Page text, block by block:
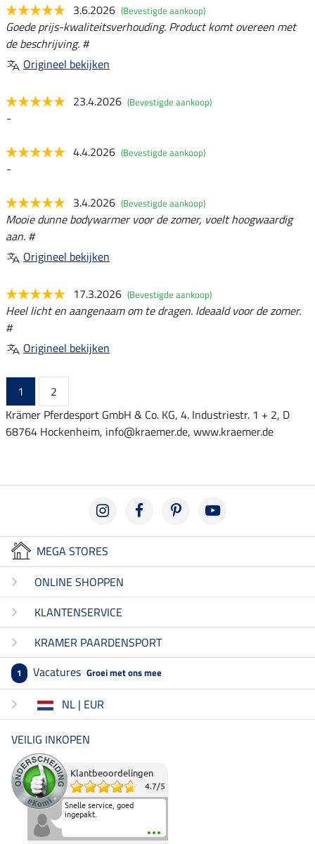
3.6.2026 (Bevestigde aankoop)
Goede prijs-kwaliteitsverhouding. Product komt overeen met
de beschrijving. #
Origineel bekijken
23.4.2026 (Bevestigde aankoop)
-
4.4.2026 (Bevestigde aankoop)
-
3.4.2026 (Bevestigde aankoop)
Mooie dunne bodywarmer voor de zomer, voelt hoogwaardig
aan. #
Origineel bekijken
17.3.2026 (Bevestigde aankoop)
Heel licht en aangenaam om te dragen. Ideaald voor de zomer.
#
Origineel bekijken
1
2
Krämer Pferdesport GmbH & Co. KG, 4. Industriestr. 1 + 2, D
68764 Hockenheim, info@kraemer.de, www.kraemer.de
MEGA STORES
ONLINE SHOPPEN
KLANTENSERVICE
KRAMER PAARDENSPORT
1 Vacatures Groei met ons mee
NL | EUR
VEILIG INKOPEN
Klantbeoordelingen
4.7/5
Snelle service, goed
ingepakt.